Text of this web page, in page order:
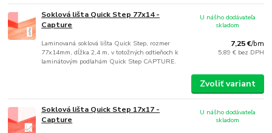
Soklová lišta Quick Step 77x14 -
Capture
Laminovaná soklová lišta Quick Step, rozmer
77x14mm, dĺžka 2,4 m, v totožných odtieňoch k
laminátovým podlahám Quick Step CAPTURE.
7,25 €/bm
5,89 € bez DPH
U nášho dodávateľa
skladom
Zvoliť variant
Soklová lišta Quick Step 17x17 -
Capture
U nášho dodávateľa
skladom